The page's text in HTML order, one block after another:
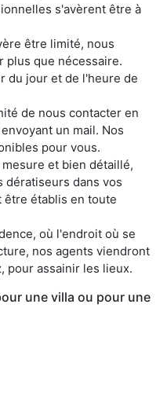
s'avèrent être à
être limité, nous
plus que nécessaire.
du jour et de l'heure de
de nous contacter en
un mail. Nos
pour vous.
et bien détaillé,
dératiseurs dans vos
être établis en toute
où l'endroit où se
nos agents viendront
pour assainir les lieux.
une villa ou pour une